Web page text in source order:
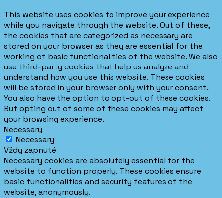
This website uses cookies to improve your experience
while you navigate through the website. Out of these,
the cookies that are categorized as necessary are
stored on your browser as they are essential for the
working of basic functionalities of the website. We also
use third-party cookies that help us analyze and
understand how you use this website. These cookies
will be stored in your browser only with your consent.
You also have the option to opt-out of these cookies.
But opting out of some of these cookies may affect
your browsing experience.
Necessary
Necessary
Vždy zapnuté
Necessary cookies are absolutely essential for the
website to function properly. These cookies ensure
basic functionalities and security features of the
website, anonymously.